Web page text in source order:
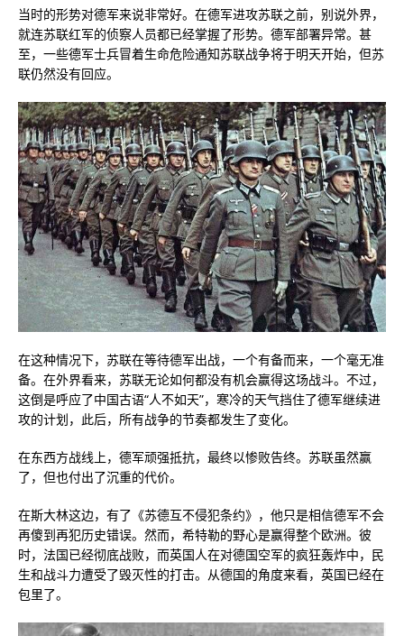
当时的形势对德军来说非常好。在德军进攻苏联之前，别说外界，
就连苏联红军的侦察人员都已经掌握了形势。德军部署异常。甚
至，一些德军士兵冒着生命危险通知苏联战争将于明天开始，但苏
联仍然没有回应。
在这种情况下，苏联在等待德军出战，一个有备而来，一个毫无准
备。在外界看来，苏联无论如何都没有机会赢得这场战斗。不过，
这倒是呼应了中国古语“人不如天”，寒冷的天气挡住了德军继续进
攻的计划，此后，所有战争的节奏都发生了变化。
在东西方战线上，德军顽强抵抗，最终以惨败告终。苏联虽然赢
了，但也付出了沉重的代价。
在斯大林这边，有了《苏德互不侵犯条约》，他只是相信德军不会
再傻到再犯历史错误。然而，希特勒的野心是赢得整个欧洲。彼
时，法国已经彻底战败，而英国人在对德国空军的疯狂轰炸中，民
生和战斗力遭受了毁灭性的打击。从德国的角度来看，英国已经在
包里了。